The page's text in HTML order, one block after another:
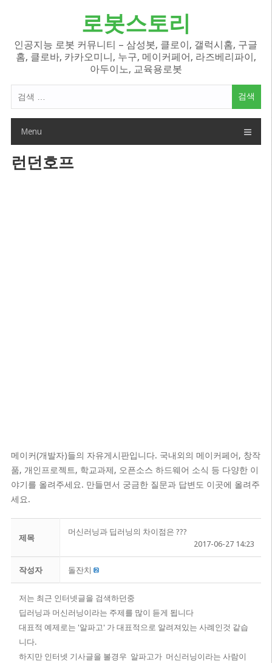
로봇스토리
인공지능 로봇 커뮤니티 – 삼성봇, 클로이, 갤럭시홈, 구글
홈, 클로바, 카카오미니, 누구, 메이커페어, 라즈베리파이,
아두이노, 교육용로봇
색
Menu
런던호프
메이커(개발자)들의 자유게시판입니다. 국내외의 메이커페어, 창작
품, 개인프로젝트, 학교과제, 오픈소스 하드웨어 소식 등 다양한 이
야기를 올려주세요. 만들면서 궁금한 질문과 답변도 이곳에 올려주
세요.
제목
머신러닝과 딥러닝의 차이점은 ???
2017-06-27 14:23
작성자 돌잔치
저는 최근 인터넷글을 검색하던중
딥러닝과 머신러닝이라는 주제를 많이 듣게 됩니다
대표적 예제로는 '알파고' 가 대표적으로 알려져있는 사례인것 같습
니다.
하지만 인터넷 기사글을 볼경우 알파고가 머신러닝이라는 사람이